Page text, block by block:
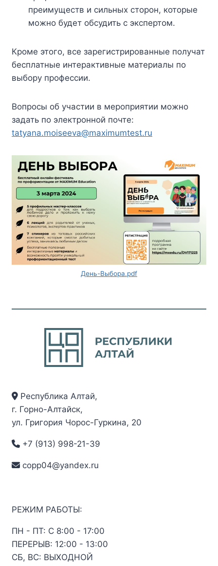
преимуществ и сильных сторон, которые
можно будет обсудить с экспертом.
Кроме этого, все зарегистрированные получат
бесплатные интерактивные материалы по
выбору профессии.
Вопросы об участии в мероприятии можно
задать по электронной почте:
tatyana.moiseeva@maximumtest.ru
День-Выбора.pdf
Республика Алтай,
г. Горно-Алтайск,
ул. Григория Чорос-Гуркина, 20
+7 (913) 998-21-39
copp04@yandex.ru
РЕЖИМ РАБОТЫ:
ПН - ПТ: С 8:00 - 17:00
ПЕРЕРЫВ: 12:00 - 13:00
СБ, ВС: ВЫХОДНОЙ